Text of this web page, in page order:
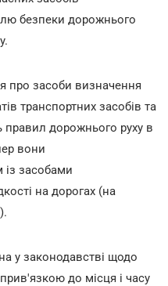
безпеки дорожнього
про засоби визначення
транспортних засобів та
правил дорожнього руху в
вони
із засобами
на дорогах (на
у законодавстві щодо
до місця і часу